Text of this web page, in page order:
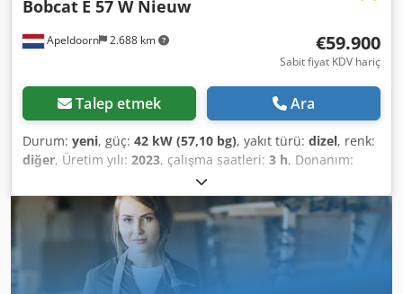
Apeldoorn 2.688 km
Bobcat E 57 W Nieuw
€59.900
Sabit fiyat KDV hariç
Talep etmek Ara
Durum: yeni, güç: 42 kW (57,10 bg), yakıt türü: dizel, renk:
diğer, Üretim yılı: 2023, çalışma saatleri: 3 h, Donanım:
, Tahrik: Tekerlekli Boş ağırlık: 6.171 kg Ölçüler (U x G
x Y): 612 x 192 x 295 cm Motor tipi: Bobcat DM02VB
Maksimum erişim: 640 cm CE işareti: Evet Genel durum:
Çok iyi Teknik durum: Çok iyi Görsel durum: Çok iyi = Ek
opsiyonlar ve aksesuarlar = - Çalışma lambası/lambaları
Dodpfx Aiezl S N Sohjkr - Fan - Çekiç/ayırma fonksiyonu -